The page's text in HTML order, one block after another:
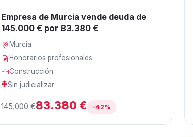
Empresa de Murcia vende deuda de
145.000 € por 83.380 €
Murcia
Honorarios profesionales
Construcción
Sin judicializar
145.000 €83.380 € -42%